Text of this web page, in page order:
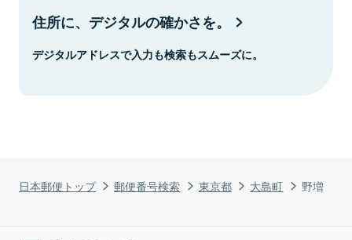
日本郵便トップ 郵便番号検索 東京都 大島町 野増
住所に、デジタルの確かさを。
デジタルアドレスで入力も検索もスムーズに。